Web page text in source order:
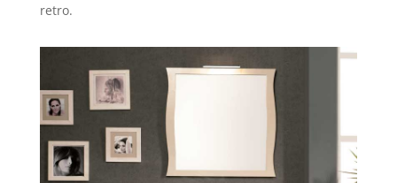
retro.